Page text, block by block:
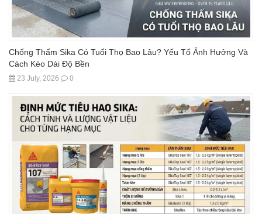
Chống Thấm Sika Có Tuổi Thọ Bao Lâu? Yếu Tố Ảnh Hưởng Và
Cách Kéo Dài Độ Bền
23 July, 2026 0